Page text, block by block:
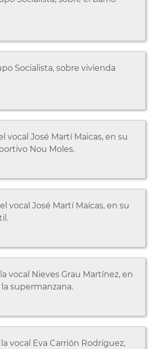
Socialista, sobre vivienda
vocal José Martí Maicas, en su
Nou Moles.
vocal José Martí Maícas, en su
vocal Nieves Grau Martínez, en
supermanzana.
vocal Eva Carrión Rodríguez,